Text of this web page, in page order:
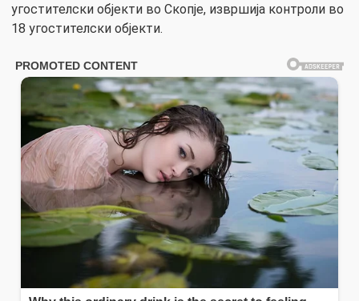
угостителски објекти во Скопје, извршија контроли во
18 угостителски објекти.